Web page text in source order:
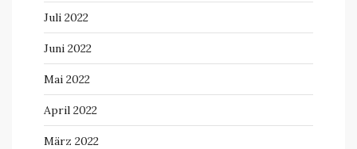
Juli 2022
Juni 2022
Mai 2022
April 2022
März 2022